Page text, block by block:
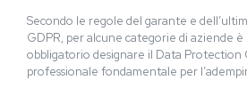
Secondo le regole del garante e
GDPR, per alcune categorie di aziende è
obbligatorio designare il Data Protection
professionale fondamentale per